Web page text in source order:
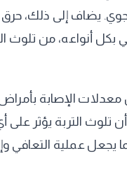
يضاف إلى ذلك، حرق
أنواعه، من تلوث
معدلات الإصابة
التربة يؤثر على
يجعل عملية التعافي